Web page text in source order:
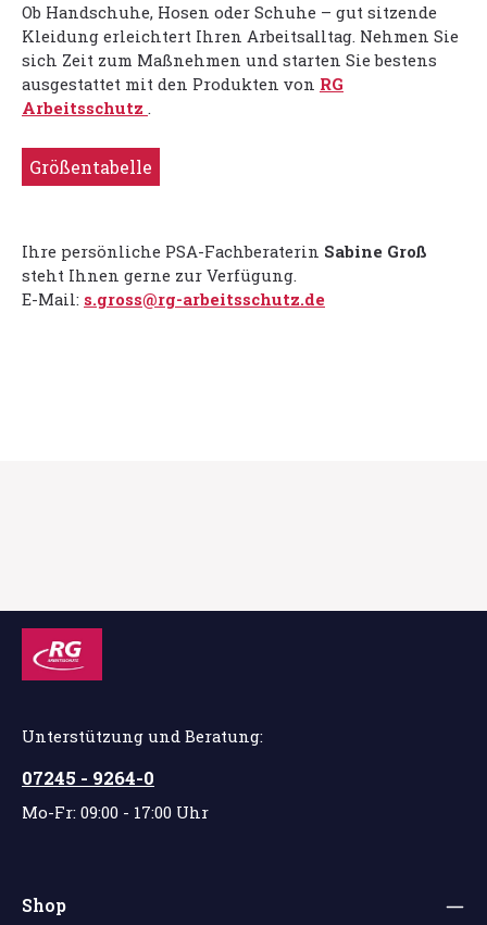
Ob Handschuhe, Hosen oder Schuhe – gut sitzende
Kleidung erleichtert Ihren Arbeitsalltag. Nehmen Sie
sich Zeit zum Maßnehmen und starten Sie bestens
ausgestattet mit den Produkten von RG
Arbeitsschutz .
Größentabelle
Ihre persönliche PSA-Fachberaterin Sabine Groß
steht Ihnen gerne zur Verfügung.
E-Mail: s.gross@rg-arbeitsschutz.de
Unterstützung und Beratung:
07245 - 9264-0
Mo-Fr: 09:00 - 17:00 Uhr
Shop